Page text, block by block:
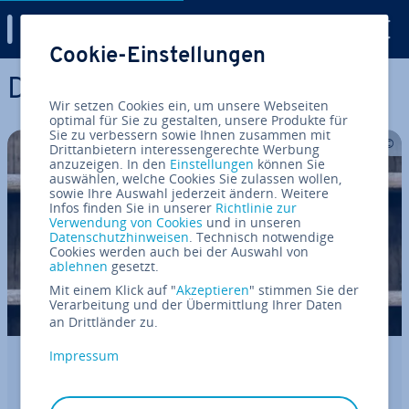
Zum Haupt­in­halt springen
Da­ten­schutz
E-Mail-Marketing-Trends 2026: 9 Ideen
für das neue Jahr
Cookie-Einstellungen
Wir setzen Cookies ein, um unsere Webseiten
optimal für Sie zu gestalten, unsere Produkte für
Sie zu verbessern sowie Ihnen zusammen mit
Drittanbietern interessengerechte Werbung
anzuzeigen. In den Einstellungen können Sie
auswählen, welche Cookies Sie zulassen wollen,
sowie Ihre Auswahl jederzeit ändern. Weitere
Infos finden Sie in unserer Richtlinie zur
Verwendung von Cookies und in unseren
Datenschutzhinweisen. Technisch notwendige
Cookies werden auch bei der Auswahl von
ablehnen gesetzt.
Mit einem Klick auf "Akzeptieren" stimmen Sie der
Verarbeitung und der Übermittlung Ihrer Daten
an Drittländer zu.
Impressum